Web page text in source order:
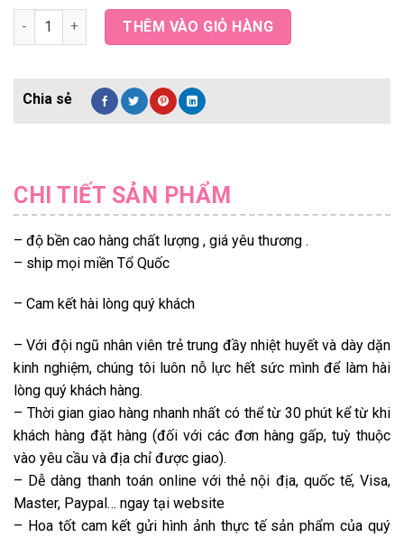
Hoa Anh Đào quantityTHÊM VÀO GIỎ HÀNG
CHI TIẾT SẢN PHẨM
– độ bền cao hàng chất lượng , giá yêu thương .
– ship mọi miền Tổ Quốc
– Cam kết hài lòng quý khách
– Với đội ngũ nhân viên trẻ trung đầy nhiệt huyết và dày dặn
kinh nghiệm, chúng tôi luôn nỗ lực hết sức mình để làm hài
lòng quý khách hàng.
– Thời gian giao hàng nhanh nhất có thể từ 30 phút kể từ khi
khách hàng đặt hàng (đối với các đơn hàng gấp, tuỳ thuộc
vào yêu cầu và địa chỉ được giao).
– Dễ dàng thanh toán online với thẻ nội địa, quốc tế, Visa,
Master, Paypal… ngay tại website
– Hoa tốt cam kết gửi hình ảnh thực tế sản phẩm của quý